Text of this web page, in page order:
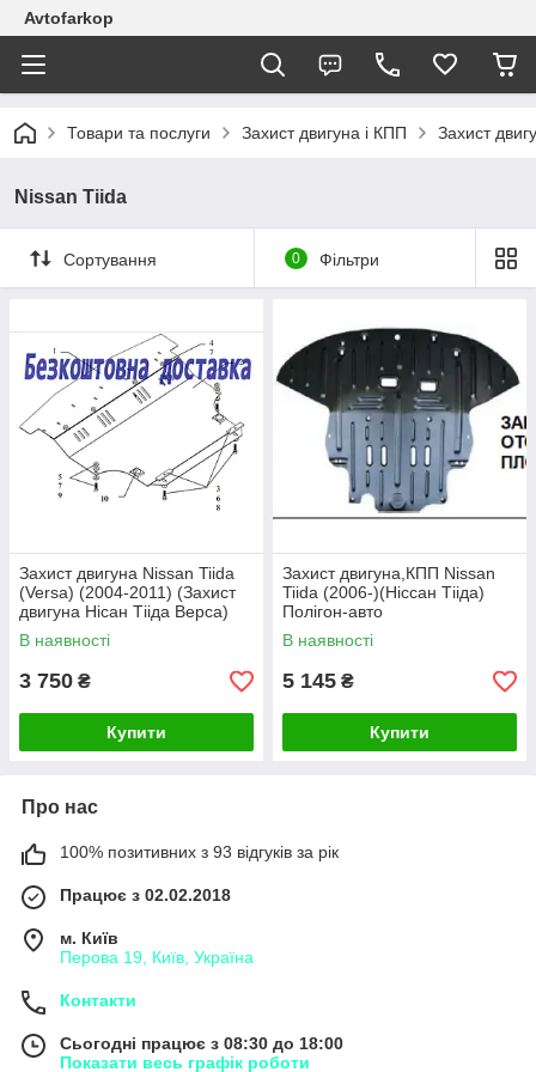
Avtofarkop
Товари та послуги Захист двигуна і КПП Захист
Nissan Tiida
Сортування 0 Фільтри
Захист двигуна Nissan Tiida
(Versa) (2004-2011) (Захист
двигуна Нісан Тііда Верса)
Кольчуга
В наявності
3 750 ₴
Купити
Захист двигуна,КПП Nissan
Tiida (2006-)(Ніссан Тііда)
Полігон-авто
В наявності
5 145 ₴
Купити
Про нас
100% позитивних з 93 відгуків за рік
Працює з 02.02.2018
м. Київ
Перова 19, Київ, Україна
Контакти
Сьогодні працює з 08:30 до 18:00
Показати весь графік роботи